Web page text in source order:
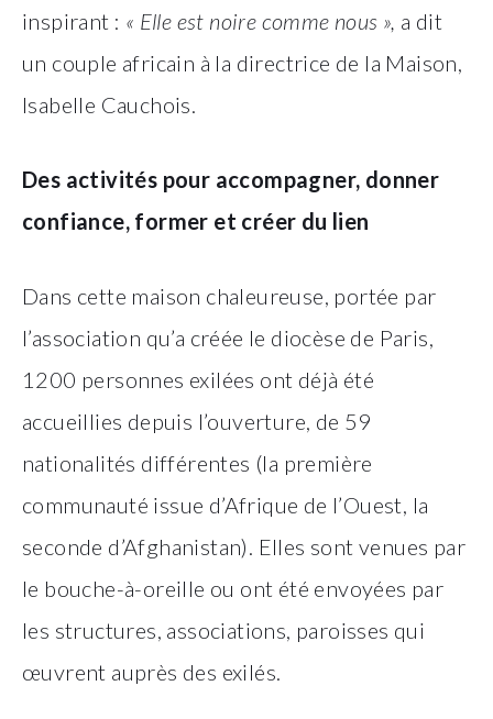
inspirant : « Elle est noire comme nous », a dit
un couple africain à la directrice de la Maison,
Isabelle Cauchois.
Des activités pour accompagner, donner
confiance, former et créer du lien
Dans cette maison chaleureuse, portée par
l’association qu’a créée le diocèse de Paris,
1200 personnes exilées ont déjà été
accueillies depuis l’ouverture, de 59
nationalités différentes (la première
communauté issue d’Afrique de l’Ouest, la
seconde d’Afghanistan). Elles sont venues par
le bouche-à-oreille ou ont été envoyées par
les structures, associations, paroisses qui
œuvrent auprès des exilés.